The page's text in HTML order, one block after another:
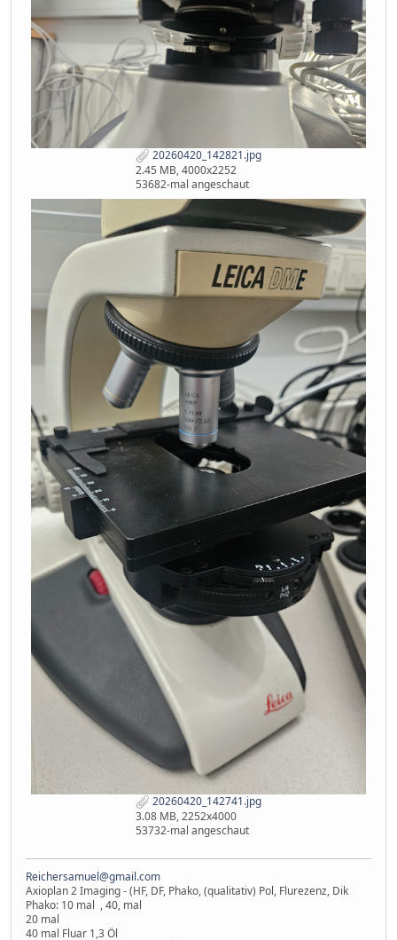
20260420_142821.jpg
2.45 MB, 4000x2252
53682-mal angeschaut
20260420_142741.jpg
3.08 MB, 2252x4000
53732-mal angeschaut
Reichersamuel@gmail.com
Axioplan 2 Imaging - (HF, DF, Phako, (qualitativ) Pol, Flurezenz, Dik
Phako: 10 mal , 40, mal
20 mal
40 mal Fluar 1,3 Öl